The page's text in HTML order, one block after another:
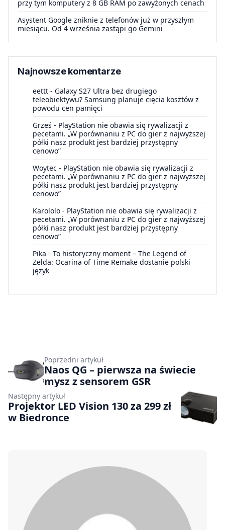
przy tym komputery z 8 GB RAM po zawyżonych cenach
Asystent Google zniknie z telefonów już w przyszłym
miesiącu. Od 4 września zastąpi go Gemini
Najnowsze komentarze
eettt - Galaxy S27 Ultra bez drugiego
teleobiektywu? Samsung planuje cięcia kosztów z
powodu cen pamięci
Grześ - PlayStation nie obawia się rywalizacji z
pecetami. „W porównaniu z PC do gier z najwyższej
półki nasz produkt jest bardziej przystępny
cenowo”
Woytec - PlayStation nie obawia się rywalizacji z
pecetami. „W porównaniu z PC do gier z najwyższej
półki nasz produkt jest bardziej przystępny
cenowo”
Karololo - PlayStation nie obawia się rywalizacji z
pecetami. „W porównaniu z PC do gier z najwyższej
półki nasz produkt jest bardziej przystępny
cenowo”
Pika - To historyczny moment – The Legend of
Zelda: Ocarina of Time Remake dostanie polski
język
Poprzedni artykuł
Naos QG – pierwsza na świecie
mysz z sensorem GSR
Następny artykuł
Projektor LED Vision 130 za 299 zł
w Biedronce